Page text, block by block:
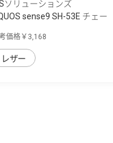
ソリューションズ
sense9 SH-53E チェー
価格￥3,168
レザー